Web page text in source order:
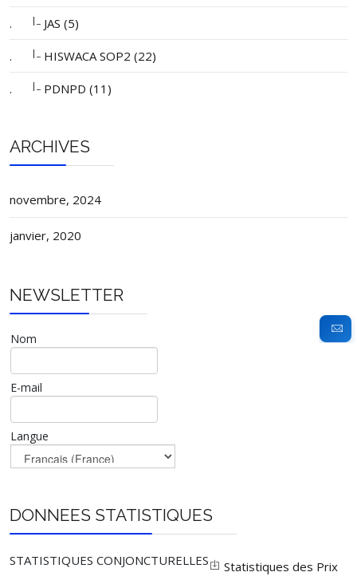
. |_ JAS (5)
. |_ HISWACA SOP2 (22)
. |_ PDNPD (11)
ARCHIVES
novembre, 2024
janvier, 2020
NEWSLETTER
Nom
E-mail
Langue
DONNEES STATISTIQUES
STATISTIQUES CONJONCTURELLES Statistiques des Prix